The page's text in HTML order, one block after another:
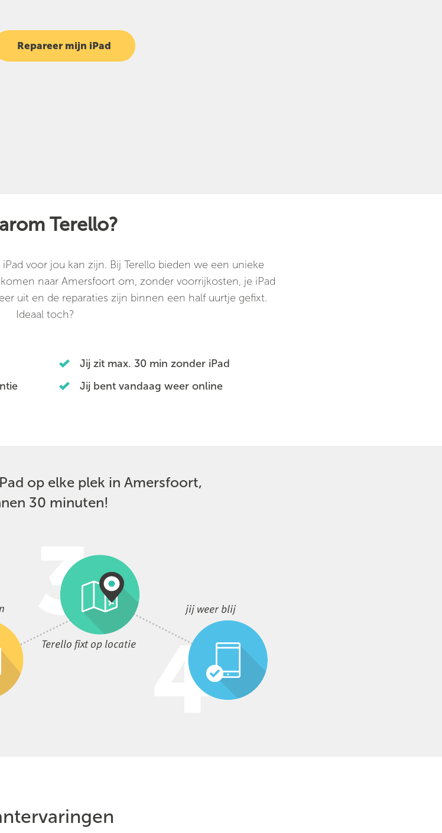
Repareer mijn iPad
Terello?
voor jou kan zijn. Bij Terello bieden we een unieke
naar Amersfoort om, zonder voorrijkosten, je iPad
uit en de reparaties zijn binnen een half uurtje gefixt.
Ideaal toch?
Jij zit max. 30 min zonder iPad
Jij bent vandaag weer online
op elke plek in Amersfoort,
30 minuten!
Terello fixt op locatie
jij weer blij